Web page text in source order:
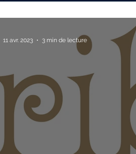
11 avr. 2023 3 min de lecture